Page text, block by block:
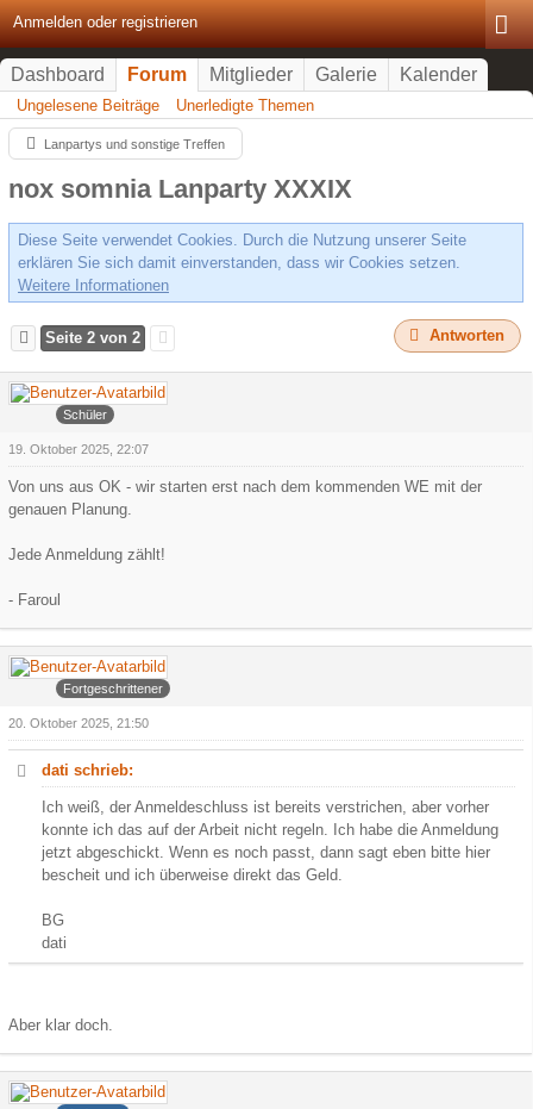
Anmelden oder registrieren
Dashboard Forum Mitglieder Galerie Kalender
Ungelesene Beiträge Unerledigte Themen
Lanpartys und sonstige Treffen
nox somnia Lanparty XXXIX
Diese Seite verwendet Cookies. Durch die Nutzung unserer Seite
erklären Sie sich damit einverstanden, dass wir Cookies setzen.
Weitere Informationen
Seite 2 von 2 Antworten
Faroul
Schüler
19. Oktober 2025, 22:07
Von uns aus OK - wir starten erst nach dem kommenden WE mit der
genauen Planung.
Jede Anmeldung zählt!
- Faroul
Arowa
Fortgeschrittener
20. Oktober 2025, 21:50
dati schrieb:
Ich weiß, der Anmeldeschluss ist bereits verstrichen, aber vorher
konnte ich das auf der Arbeit nicht regeln. Ich habe die Anmeldung
jetzt abgeschickt. Wenn es noch passt, dann sagt eben bitte hier
bescheit und ich überweise direkt das Geld.
BG
dati
Aber klar doch.
dati